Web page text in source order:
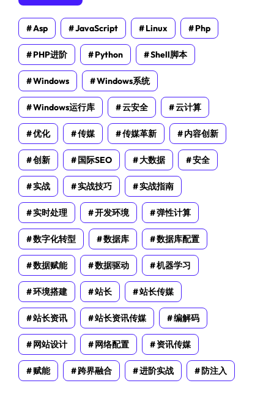
Asp JavaScript Linux Php
PHP进阶 Python Shell脚本
Windows Windows系统
Windows运行库 云安全 云计算
优化 传媒 传媒革新 内容创新
创新 国际SEO 大数据 安全
实战 实战技巧 实战指南
实时处理 开发环境 弹性计算
数字化转型 数据库 数据库配置
数据赋能 数据驱动 机器学习
环境搭建 站长 站长传媒
站长资讯 站长资讯传媒 编解码
网站设计 网络配置 资讯传媒
赋能 跨界融合 进阶实战 防注入